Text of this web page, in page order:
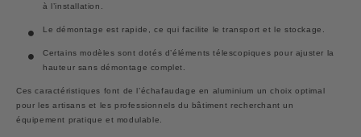
à l’installation.
Le démontage est rapide, ce qui facilite le transport et le stockage.
Certains modèles sont dotés d’éléments télescopiques pour ajuster la
hauteur sans démontage complet.
Ces caractéristiques font de l’échafaudage en aluminium un choix optimal
pour les artisans et les professionnels du bâtiment recherchant un
équipement pratique et modulable.